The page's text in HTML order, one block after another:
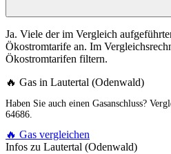
Ja. Viele der im Vergleich
Ökostromtarife an. Im
Ökostromtarifen filtern.
🔥 Gas in Lautertal (Odenwald)
Haben Sie auch einen Gasanschluss?
64686.
🔥 Gas vergleichen
Infos zu Lautertal (Odenwald)